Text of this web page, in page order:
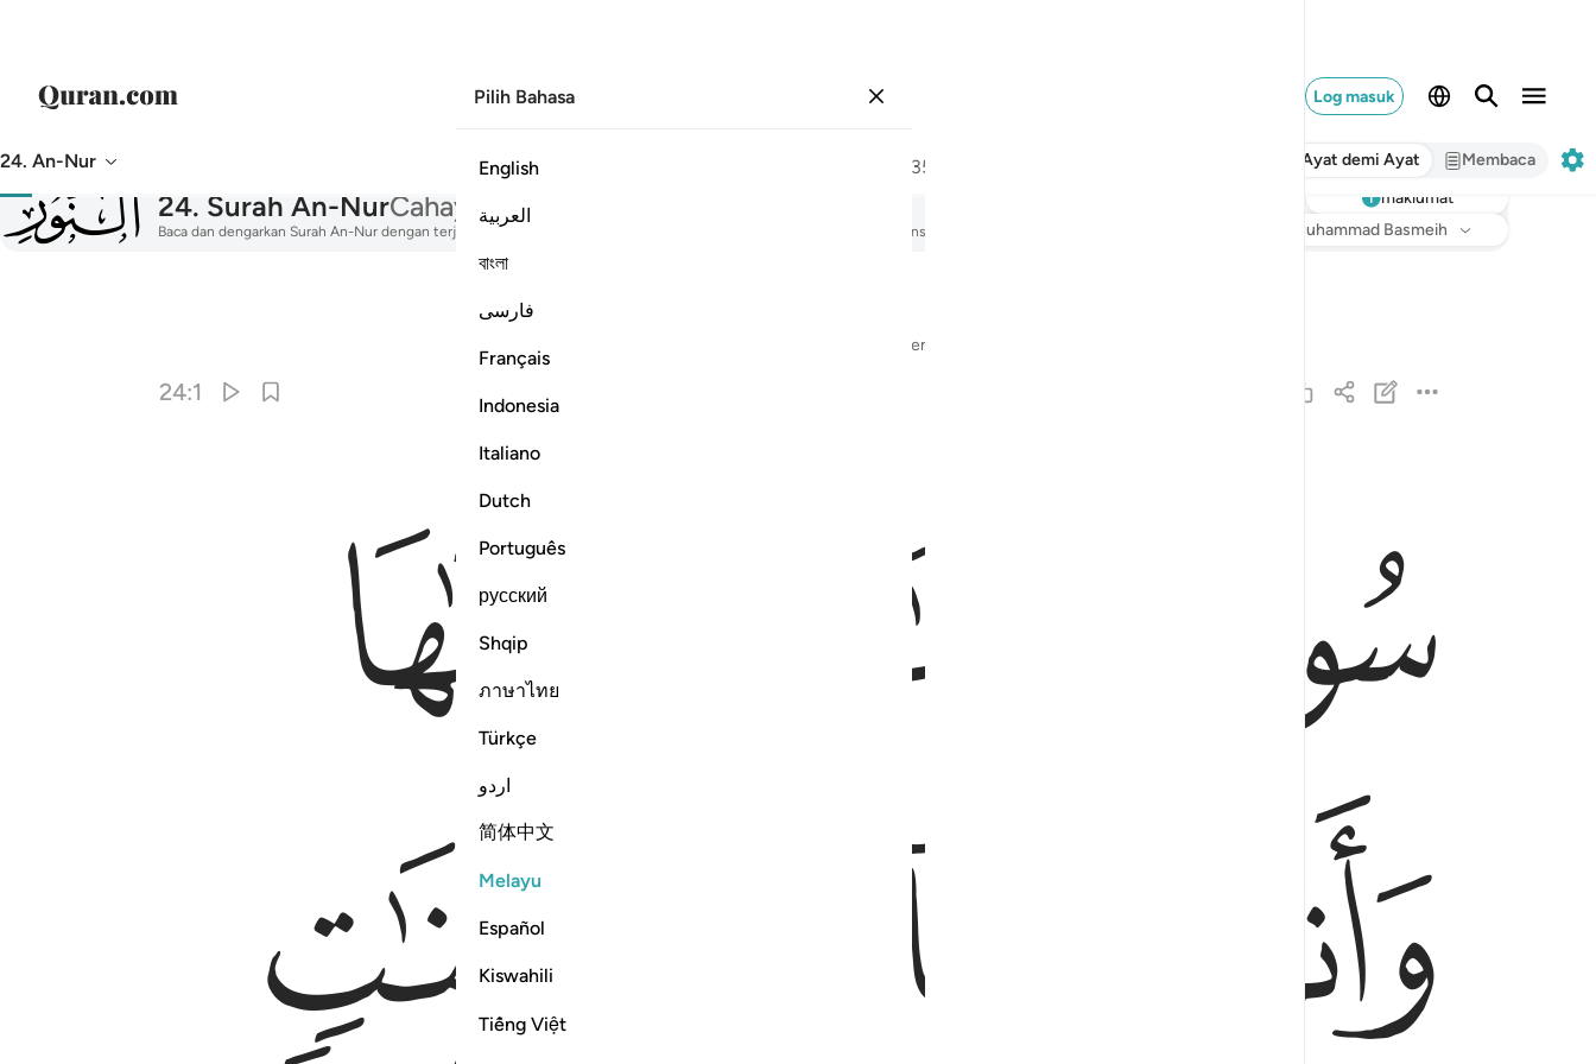
Log masuk
Pilih Bahasa
English
العربية
বাংলা
فارسی
Français
Indonesia
Italiano
Dutch
Português
русский
Shqip
ภาษาไทย
Türkçe
اردو
简体中文
Melayu
Español
Kiswahili
Tiếng Việt
24. An-Nur 35 Ayat demi Ayat Membaca
24. Surah An-NurCahaya
Baca dan dengarkan Surah An-Nur dengan terjemahan, tafsir, bacaan audio, makna perkataan demi perkataan, dan transliterasi.
maklumat
: Abdullah Muhammad Basmeih
Dengan Nama Allah Yang Maha Pengasih lagi Maha Penyayang
24:1
ﱁ ﱂ
ﱃ
ﱄ
ﱅ ﱆﱇ